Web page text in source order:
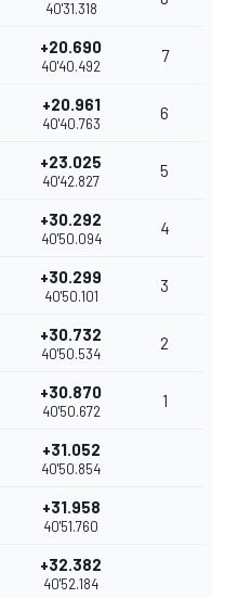
40'31.318
+20.690
40'40.492
7
+20.961
40'40.763
6
+23.025
40'42.827
5
+30.292
40'50.094
4
+30.299
40'50.101
3
+30.732
40'50.534
2
+30.870
40'50.672
1
+31.052
40'50.854
+31.958
40'51.760
+32.382
40'52.184